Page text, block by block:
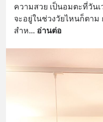
ความสวย เป็นอมตะที่วัน
จะอยู่ในช่วงวัยไหนก็ตาม
สำห... อ่านต่อ